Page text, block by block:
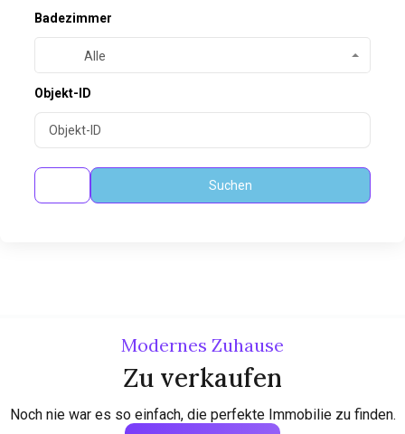
Badezimmer
Alle
Objekt-ID
Suchen
Modernes Zuhause
Zu verkaufen
Noch nie war es so einfach, die perfekte Immobilie zu finden.